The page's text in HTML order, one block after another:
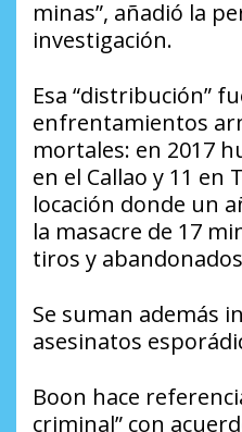
minas”, añadió la
investigación.
Esa “distribución”
enfrentamientos
mortales: en 2017
en el Callao y 11 en
locación donde un
la masacre de 17
tiros y
Se suman además
asesinatos
Boon hace
criminal” con